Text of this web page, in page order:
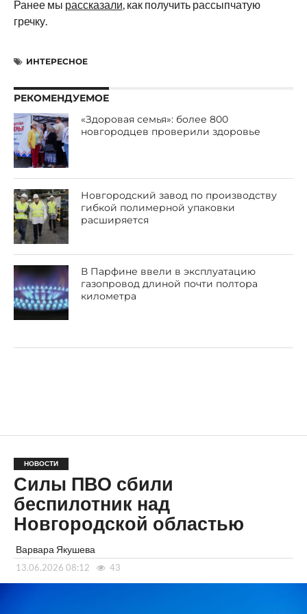
Ранее мы рассказали , как получить рассыпчатую
гречку.
ИНТЕРЕСНОЕ
РЕКОМЕНДУЕМОЕ
«Здоровая семья»: более 800
новгородцев проверили здоровье
Новгородский завод по производству
гибкой полимерной упаковки
расширяется
В Парфине ввели в эксплуатацию
газопровод длиной почти полтора
километра
НОВОСТИ
Силы ПВО сбили
беспилотник над
Новгородской областью
Варвара Якушева
13.06.2026 08:12 43